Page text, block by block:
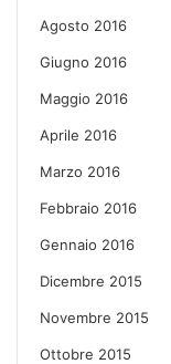
Agosto 2016
Giugno 2016
Maggio 2016
Aprile 2016
Marzo 2016
Febbraio 2016
Gennaio 2016
Dicembre 2015
Novembre 2015
Ottobre 2015